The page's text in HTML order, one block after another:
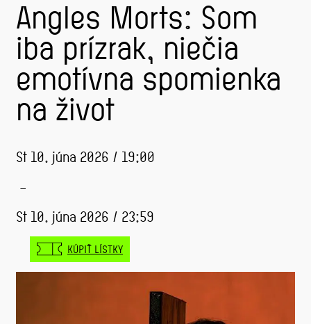
Angles Morts: Som
iba prízrak, niečia
emotívna spomienka
na život
St 10. júna 2026 / 19:00
–
St 10. júna 2026 / 23:59
KÚPIŤ LÍSTKY